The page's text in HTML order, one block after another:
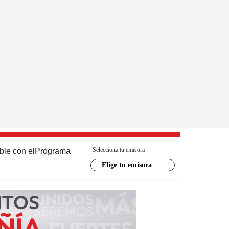
con el Programa Selecciona tu emisora
Elige tu emisora